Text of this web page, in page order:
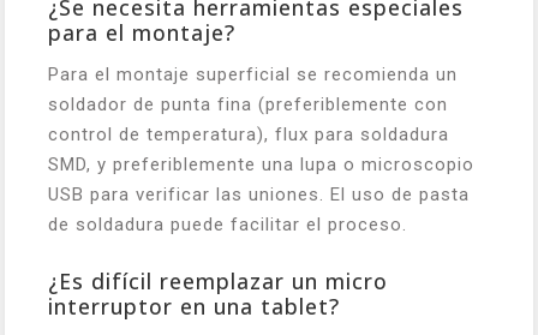
¿Se necesita herramientas especiales
para el montaje?
Para el montaje superficial se recomienda un
soldador de punta fina (preferiblemente con
control de temperatura), flux para soldadura
SMD, y preferiblemente una lupa o microscopio
USB para verificar las uniones. El uso de pasta
de soldadura puede facilitar el proceso.
¿Es difícil reemplazar un micro
interruptor en una tablet?